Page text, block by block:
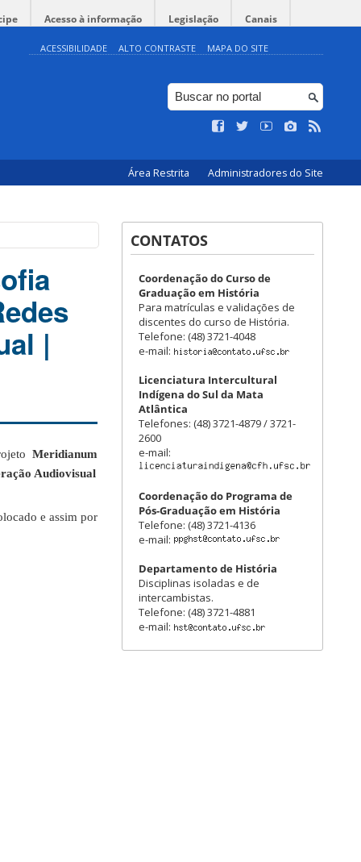
Acesso à informação Legislação Canais
ACESSIBILIDADE ALTO CONTRASTE MAPA DO SITE
Área Restrita Administradores do Site
|
Meridianum
Audiovisual
e assim por
CONTATOS
Coordenação do Curso de
Graduação em História
Para matrículas e validações de
discentes do curso de História.
Telefone: (48) 3721-4048
e-mail:
Licenciatura Intercultural
Indígena do Sul da Mata
Atlântica
Telefones: (48) 3721-4879 / 3721-
2600
e-mail:
Coordenação do Programa de
Pós-Graduação em História
Telefone: (48) 3721-4136
e-mail:
Departamento de História
Disciplinas isoladas e de
intercambistas.
Telefone: (48) 3721-4881
e-mail: